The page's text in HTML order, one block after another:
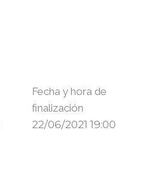
Fecha y hora de
finalización
22/06/2021 19:00